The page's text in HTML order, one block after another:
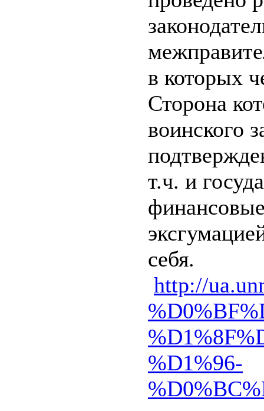
в которых
Сторона
воинского
т.ч. и
себя.
http://
%D1%96-